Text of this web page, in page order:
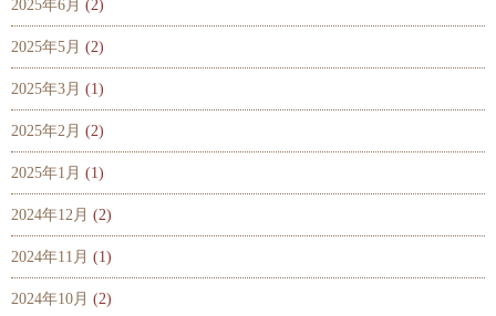
2025年6月 (2)
2025年5月 (2)
2025年3月 (1)
2025年2月 (2)
2025年1月 (1)
2024年12月 (2)
2024年11月 (1)
2024年10月 (2)